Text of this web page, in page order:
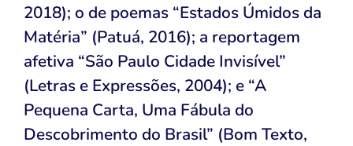
2018); o de poemas “Estados Úmidos da
Matéria” (Patuá, 2016); a reportagem
afetiva “São Paulo Cidade Invisível”
(Letras e Expressões, 2004); e “A
Pequena Carta, Uma Fábula do
Descobrimento do Brasil” (Bom Texto,